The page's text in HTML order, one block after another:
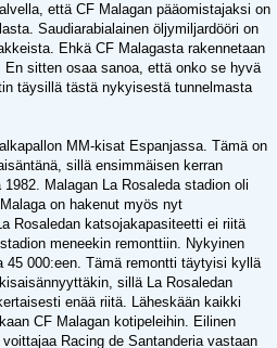
että CF Malagan pääomistajaksi on
Saudiarabialainen öljymiljardööri on
Ehkä CF Malagasta rakennetaan
sitten osaa sanoa, että onko se hyvä
täysillä tästä nykyisestä tunnelmasta
MM-kisat Espanjassa. Tämä on
sillä ensimmäisen kerran
Malagan La Rosaleda stadion oli
on hakenut myös nyt
Rosaledan katsojakapasiteetti ei riitä
meneekin remonttiin. Nykyinen
45 000:een. Tämä remontti täytyisi kyllä
sillä La Rosaledan
enää riitä. Läheskään kaikki
CF Malagan kotipeleihin. Eilinen
Racing de Santanderia vastaan